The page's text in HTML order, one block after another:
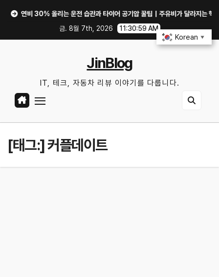
연비 30% 올리는 운전 습관과 타이어 공기압 꿀팁｜주유비가 달라지는 핵심은?
금. 8월 7th, 2026
11:31:00 AM
JinBlog
IT, 테크, 자동차 리뷰 이야기를 다룹니다.
[태그:]커플데이트
Korean ▼